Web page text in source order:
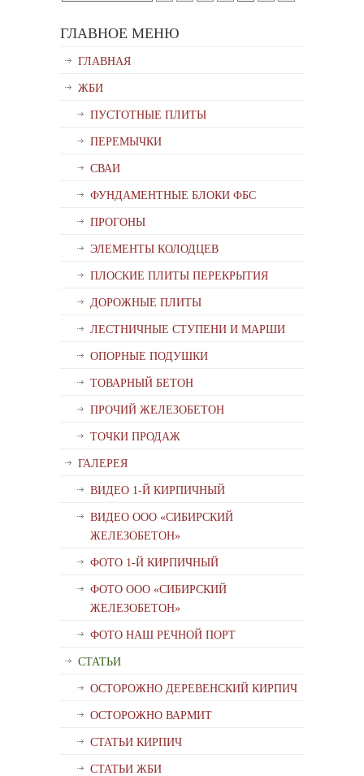
ГЛАВНОЕ МЕНЮ
ГЛАВНАЯ
ЖБИ
ПУСТОТНЫЕ ПЛИТЫ
ПЕРЕМЫЧКИ
СВАИ
ФУНДАМЕНТНЫЕ БЛОКИ ФБС
ПРОГОНЫ
ЭЛЕМЕНТЫ КОЛОДЦЕВ
ПЛОСКИЕ ПЛИТЫ ПЕРЕКРЫТИЯ
ДОРОЖНЫЕ ПЛИТЫ
ЛЕСТНИЧНЫЕ СТУПЕНИ И МАРШИ
ОПОРНЫЕ ПОДУШКИ
ТОВАРНЫЙ БЕТОН
ПРОЧИЙ ЖЕЛЕЗОБЕТОН
ТОЧКИ ПРОДАЖ
ГАЛЕРЕЯ
ВИДЕО 1-Й КИРПИЧНЫЙ
ВИДЕО ООО «СИБИРСКИЙ
ЖЕЛЕЗОБЕТОН»
ФОТО 1-Й КИРПИЧНЫЙ
ФОТО ООО «СИБИРСКИЙ
ЖЕЛЕЗОБЕТОН»
ФОТО НАШ РЕЧНОЙ ПОРТ
СТАТЬИ
ОСТОРОЖНО ДЕРЕВЕНСКИЙ КИРПИЧ
ОСТОРОЖНО ВАРМИТ
СТАТЬИ КИРПИЧ
СТАТЬИ ЖБИ